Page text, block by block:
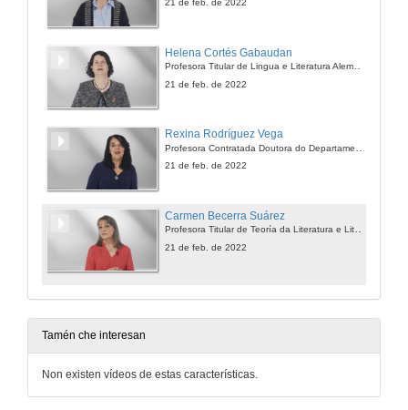
21 de feb. de 2022
Helena Cortés Gabaudan
Profesora Titular de Lingua e Literatura Alemana
21 de feb. de 2022
Rexina Rodríguez Vega
21 de feb. de 2022
Carmen Becerra Suárez
Profesora Titular de Teoría da Literatura e Literatura Comparada
21 de feb. de 2022
Tamén che interesan
Non existen vídeos de estas características.